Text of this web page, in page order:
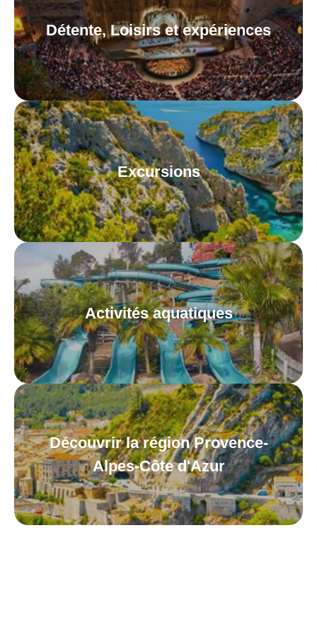
Détente, Loisirs et expériences
Excursions
Activités aquatiques
Découvrir la région Provence-
Alpes-Côte d'Azur